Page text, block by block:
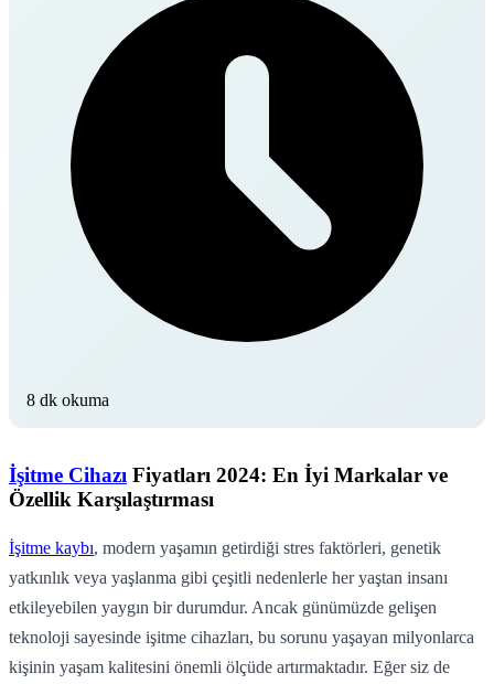
8 dk okuma
İşitme Cihazı Fiyatları 2024: En İyi Markalar ve
Özellik Karşılaştırması
İşitme kaybı, modern yaşamın getirdiği stres faktörleri, genetik
yatkınlık veya yaşlanma gibi çeşitli nedenlerle her yaştan insanı
etkileyebilen yaygın bir durumdur. Ancak günümüzde gelişen
teknoloji sayesinde işitme cihazları, bu sorunu yaşayan milyonlarca
kişinin yaşam kalitesini önemli ölçüde artırmaktadır. Eğer siz de